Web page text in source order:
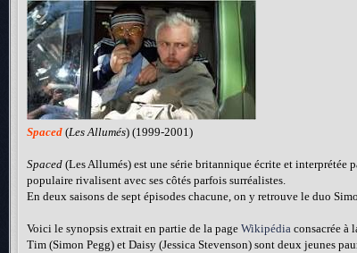
Spaced (Les Allumés) (1999-2001)
Spaced (Les Allumés) est une série britannique écrite et interprétée
populaire rivalisent avec ses côtés parfois surréalistes.
En deux saisons de sept épisodes chacune, on y retrouve le duo
Voici le synopsis extrait en partie de la page Wikipédia consacrée à
Tim (Simon Pegg) et Daisy (Jessica Stevenson) sont deux jeunes